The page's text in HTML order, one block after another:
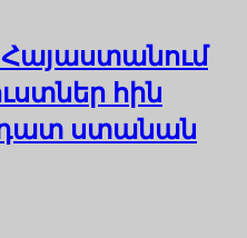
Հայաստանում
հին
ստանան